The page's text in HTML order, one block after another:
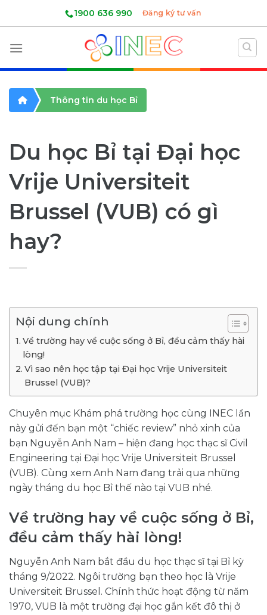
1900 636 990 Đăng ký tư vấn
Thông tin du học Bỉ
Du học Bỉ tại Đại học
Vrije Universiteit
Brussel (VUB) có gì
hay?
Nội dung chính
Về trường hay về cuộc sống ở Bỉ, đều cảm thấy hài
lòng!
Vì sao nên học tập tại Đại học Vrije Universiteit
Brussel (VUB)?
Chuyên mục Khám phá trường học cùng INEC lần
này gửi đến bạn một “chiếc review” nhỏ xinh của
bạn Nguyễn Anh Nam – hiện đang học thạc sĩ Civil
Engineering tại Đại học Vrije Universiteit Brussel
(VUB). Cùng xem Anh Nam đang trải qua những
ngày tháng du học Bỉ thế nào tại VUB nhé.
Về trường hay về cuộc sống ở Bỉ,
đều cảm thấy hài lòng!
Nguyễn Anh Nam bắt đầu du học thạc sĩ tại Bỉ kỳ
tháng 9/2022. Ngôi trường bạn theo học là Vrije
Universiteit Brussel. Chính thức hoạt động từ năm
1970, VUB là một trường đại học gắn kết đô thị ở